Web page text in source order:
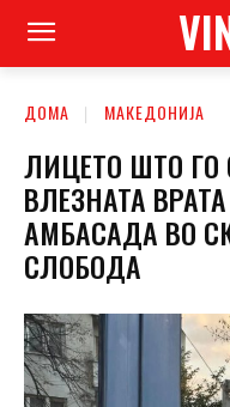
ДОМА МАКЕДОНИЈА
ЛИЦЕТО ШТО ГО
ВЛЕЗНАТА
АМБАСАДА ВО
СЛОБОДА